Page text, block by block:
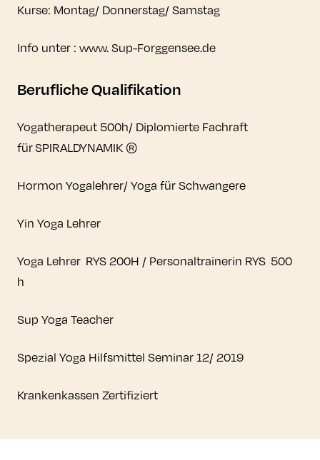
Kurse: Montag/ Donnerstag/ Samstag
Info unter : www. Sup-Forggensee.de
Berufliche Qualifikation
Yogatherapeut 500h/ Diplomierte Fachraft
für SPIRALDYNAMIK ®
Hormon Yogalehrer/ Yoga für Schwangere
Yin Yoga Lehrer
Yoga Lehrer RYS 200H / Personaltrainerin RYS 500
h
Sup Yoga Teacher
Spezial Yoga Hilfsmittel Seminar 12/ 2019
Krankenkassen Zertifiziert